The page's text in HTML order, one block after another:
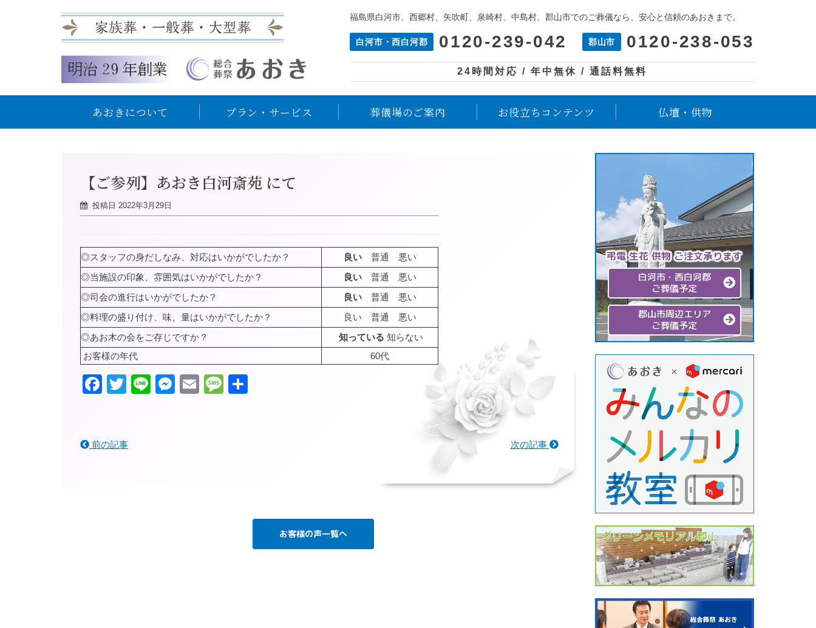
福島県白河市、西郷村、矢吹町、泉崎村、中島村、郡山市でのご葬儀なら、安心と信頼のあおきまで。
白河市・西白河郡 0120-239-042 郡山市 0120-238-053
24時間対応 / 年中無休 / 通話料無料
あおきについて プラン・サービス 葬儀場のご案内 お役立ちコンテンツ 仏壇・供物
【ご参列】あおき白河斎苑 にて
投稿日 2022年3月29日
◎スタッフの身だしなみ、対応はいかがでしたか？ 良い普通 悪い
◎当施設の印象、雰囲気はいかがでしたか？
良い普通 悪い
◎司会の進行はいかがでしたか？
良い普通 悪い
◎料理の盛り付け、味、量はいかがでしたか？
良い 普通 悪い
◎あお木の会をご存じですか？
知っている 知らない
お客様の年代
60代
Facebook
Twitter
LineMessenger
EmailMessage
前の記事 次の記事
お客様の声一覧へ
弔電 生花 供物 ご注文承ります
白河市・西白河郡
ご葬儀予定
郡山市周辺エリア
ご葬儀予定